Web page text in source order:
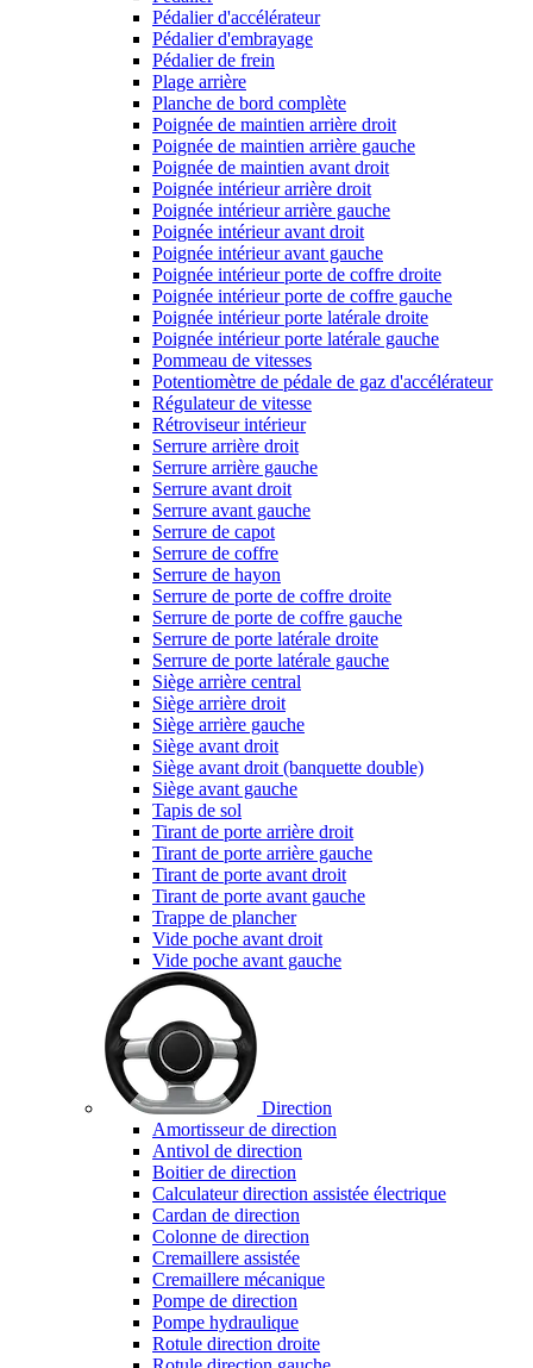
Pédalier d'accélérateur
Pédalier d'embrayage
Pédalier de frein
Plage arrière
Planche de bord complète
Poignée de maintien arrière droit
Poignée de maintien arrière gauche
Poignée de maintien avant droit
Poignée intérieur arrière droit
Poignée intérieur arrière gauche
Poignée intérieur avant droit
Poignée intérieur avant gauche
Poignée intérieur porte de coffre droite
Poignée intérieur porte de coffre gauche
Poignée intérieur porte latérale droite
Poignée intérieur porte latérale gauche
Pommeau de vitesses
Potentiomètre de pédale de gaz d'accélérateur
Régulateur de vitesse
Rétroviseur intérieur
Serrure arrière droit
Serrure arrière gauche
Serrure avant droit
Serrure avant gauche
Serrure de capot
Serrure de coffre
Serrure de hayon
Serrure de porte de coffre droite
Serrure de porte de coffre gauche
Serrure de porte latérale droite
Serrure de porte latérale gauche
Siège arrière central
Siège arrière droit
Siège arrière gauche
Siège avant droit
Siège avant droit (banquette double)
Siège avant gauche
Tapis de sol
Tirant de porte arrière droit
Tirant de porte arrière gauche
Tirant de porte avant droit
Tirant de porte avant gauche
Trappe de plancher
Vide poche avant droit
Vide poche avant gauche
Direction
Amortisseur de direction
Antivol de direction
Boitier de direction
Calculateur direction assistée électrique
Cardan de direction
Colonne de direction
Cremaillere assistée
Cremaillere mécanique
Pompe de direction
Pompe hydraulique
Rotule direction droite